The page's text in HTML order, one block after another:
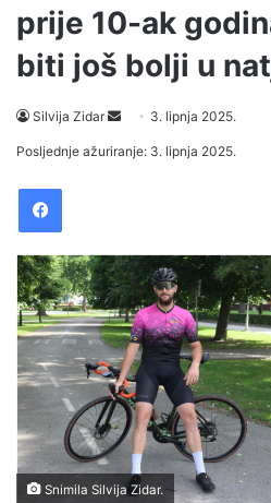
prije 10-ak
biti još bolji u
Silvija Zidar
e
m
a
i
l
3. lipnja 2025.
Posljednje ažuriranje: 3. lipnja 2025.
Snimila Silvija Zidar.